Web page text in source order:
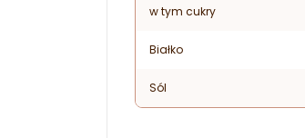
w tym cukry
Białko
Sól